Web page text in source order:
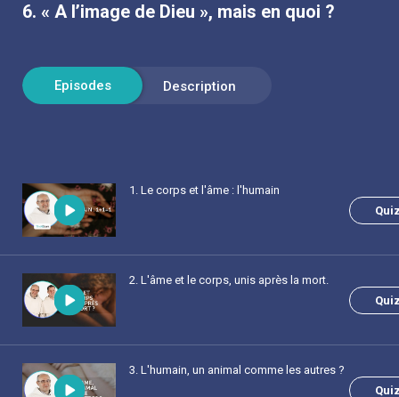
6. « A l’image de Dieu », mais en quoi ?
1 . Le corps et l'âme : l'humain
2. L'âme et le corps, unis après la mort.
3. L'humain, un animal comme les autres ?